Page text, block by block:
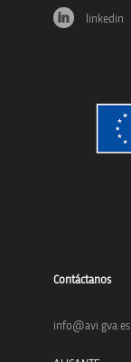
linkedin
Contáctanos
info@avi.gva.es